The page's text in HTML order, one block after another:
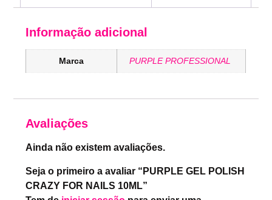
Informação adicional
Marca PURPLE PROFESSIONAL
Avaliações
Ainda não existem avaliações.
Seja o primeiro a avaliar “PURPLE GEL POLISH
CRAZY FOR NAILS 10ML”